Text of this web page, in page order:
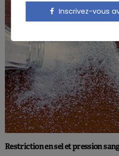
Restriction en sel et pression
Inscrivez-vous